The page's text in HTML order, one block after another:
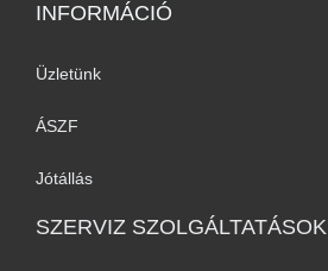
INFORMÁCIÓ​
Üzletünk
ÁSZF
Jótállás
SZERVIZ SZOLGÁLTATÁSOK